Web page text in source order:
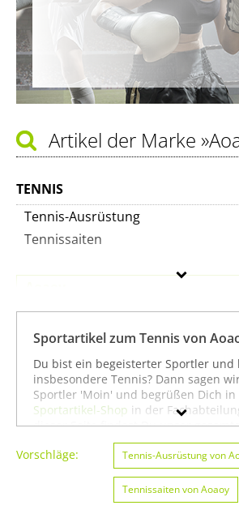
Artikel der Marke
TENNIS
Tennis-Ausrüstung
Tennissaiten
Preis
Farbe
Sportartikel zum Tennis von
Du bist ein begeisterter Sportler und
insbesondere Tennis? Dann sagen
Sportler 'Moin' und begrüßen Dich in
Sportartikel-Shop in der
dieser Seite findest Du unser
Marke Aoaoy speziell für die Sportart
kannst die Auswahl weiter
Angeln von Aoaoyoder
Wenn Du dagegen nicht gezielt für
Tennis suchst, kannst Du Dich auch
Vorschläge: Tennis-Ausrüstung von
Tennissaiten von Aoaoy